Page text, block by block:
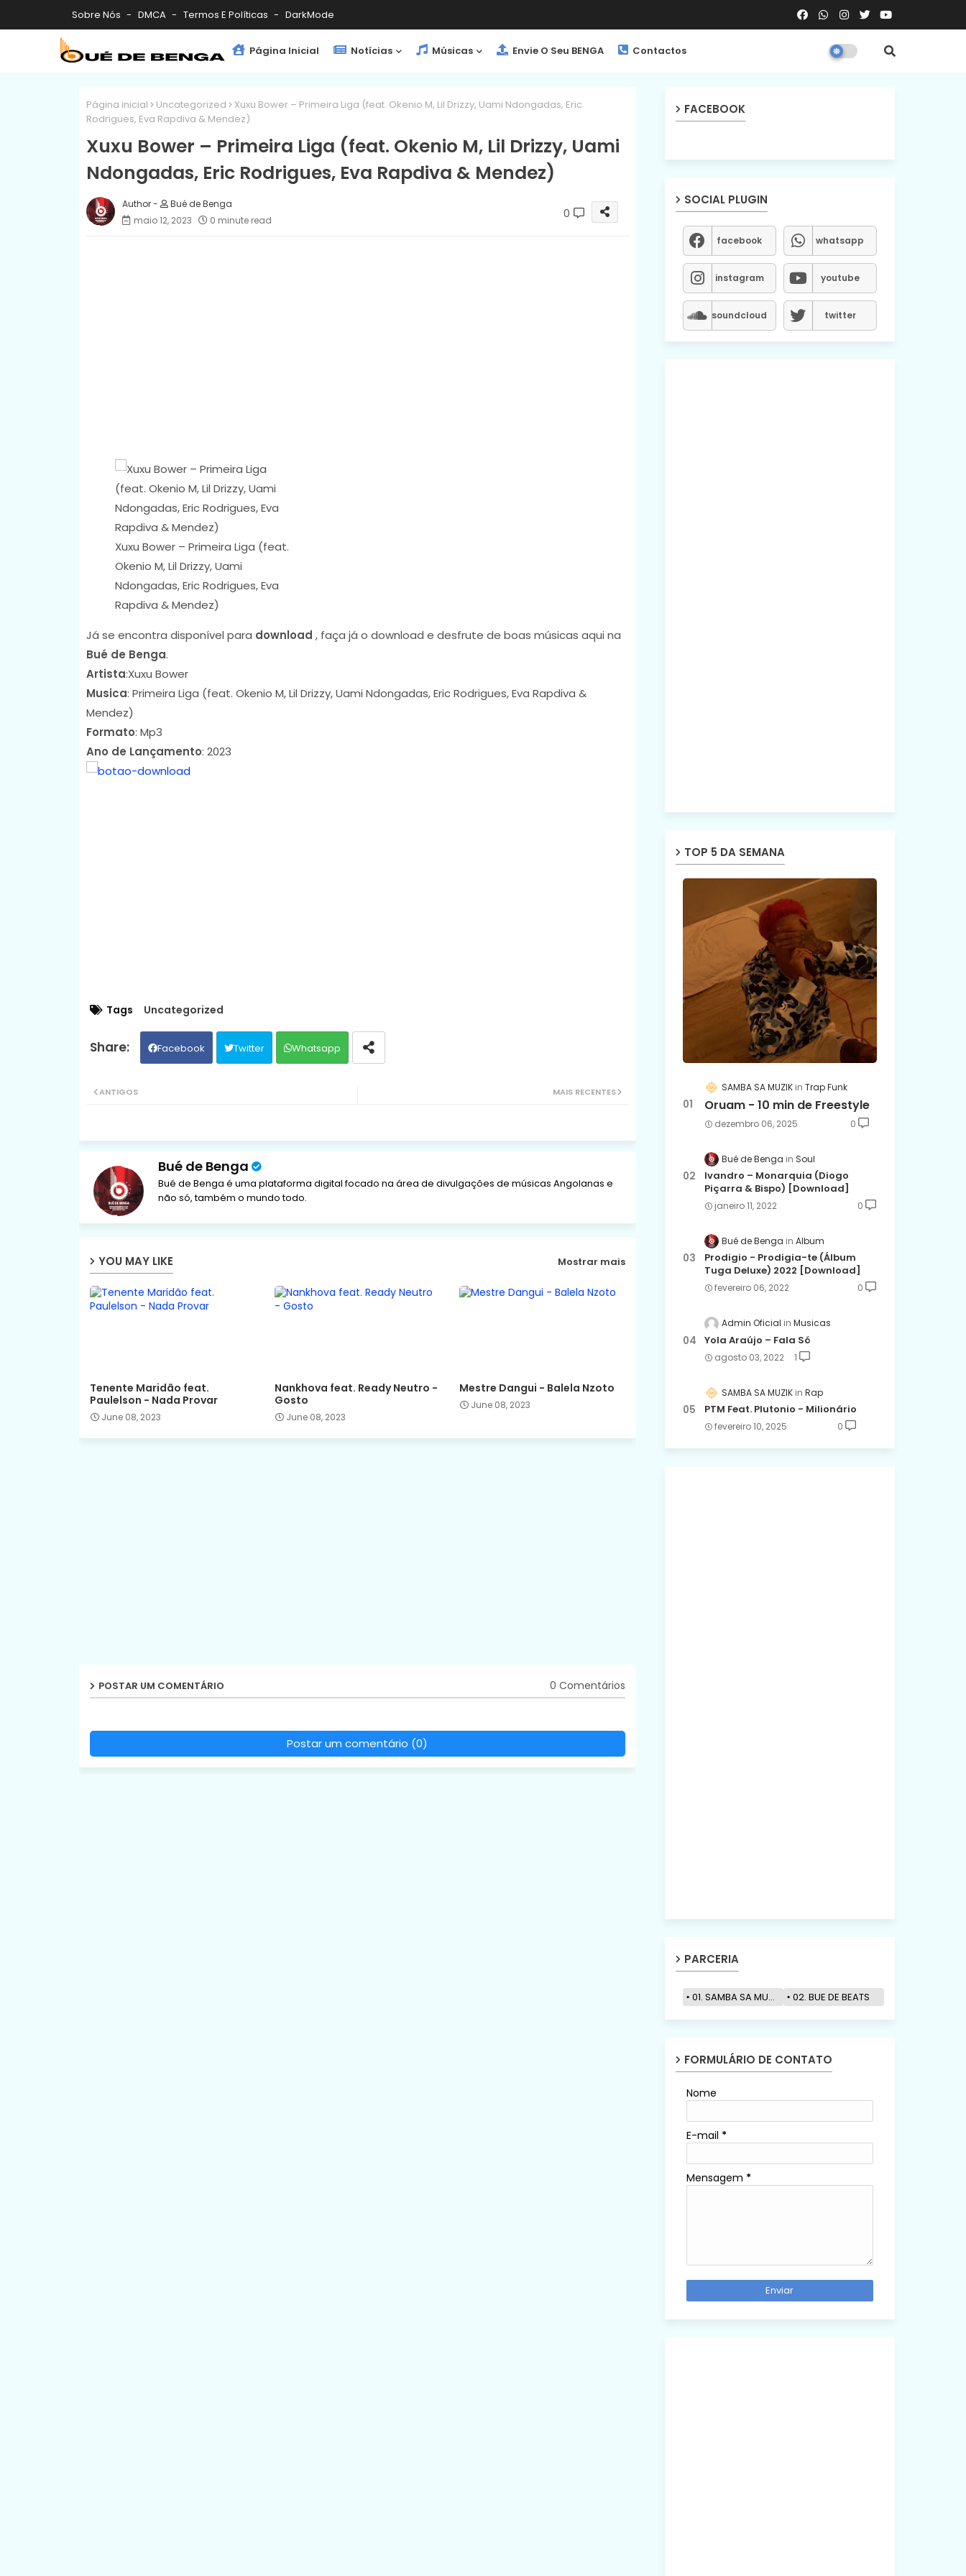
Sobre Nós DMCA Termos E Políticas DarkMode
Página Inicial Notícias Músicas Envie O Seu BENGA Contactos
Página inicial Uncategorized
Xuxu Bower – Primeira Liga (feat. Okenio M, Lil Drizzy, Uami Ndongadas, Eric
Rodrigues, Eva Rapdiva & Mendez)
Xuxu Bower – Primeira Liga (feat. Okenio M, Lil Drizzy, Uami
Ndongadas, Eric Rodrigues, Eva Rapdiva & Mendez)
Bué de Benga
maio 12, 2023
0 minute read 0
Xuxu Bower – Primeira Liga (feat.
Okenio M, Lil Drizzy, Uami
Ndongadas, Eric Rodrigues, Eva
Rapdiva & Mendez)
Já se encontra disponível para download , faça já o download e desfrute de boas músicas aqui na
Bué de Benga.
Artista:Xuxu Bower
Musica: Primeira Liga (feat. Okenio M, Lil Drizzy, Uami Ndongadas, Eric Rodrigues, Eva Rapdiva &
Mendez)
Formato: Mp3
Ano de Lançamento: 2023
Tags Uncategorized
Facebook Twitter Whatsapp
MAIS RECENTES
ANTIGOS
Bué de Benga
Bué de Benga é uma plataforma digital focado na área de divulgações de músicas Angolanas e
não só, também o mundo todo.
YOU MAY LIKE Mostrar mais
Tenente Maridão feat.
Paulelson - Nada Provar
June 08, 2023
Nankhova feat. Ready Neutro -
Gosto
June 08, 2023
Mestre Dangui - Balela Nzoto
June 08, 2023
POSTAR UM COMENTÁRIO 0 Comentários
Postar um comentário (0)
FACEBOOK
SOCIAL PLUGIN
facebook whatsapp
instagram youtube
soundcloud twitter
TOP 5 DA SEMANA
SAMBA SA MUZIK Trap Funk
Oruam - 10 min de Freestyle
dezembro 06, 2025 0
Bué de Benga Soul
Ivandro – Monarquia (Diogo
Piçarra & Bispo) [Download]
janeiro 11, 2022 0
Bué de Benga Album
Prodigio - Prodigia-te (Álbum
Tuga Deluxe) 2022 [Download]
fevereiro 06, 2022 0
Admin Oficial Musicas
Yola Araújo – Fala Só
agosto 03, 2022 1
SAMBA SA MUZIK Rap
PTM Feat. Plutonio - Milionário
fevereiro 10, 2025 0
PARCERIA
01. SAMBA SA MUZIK 02. BUE DE BEATS
FORMULÁRIO DE CONTATO
Nome
E-mail *
Mensagem *